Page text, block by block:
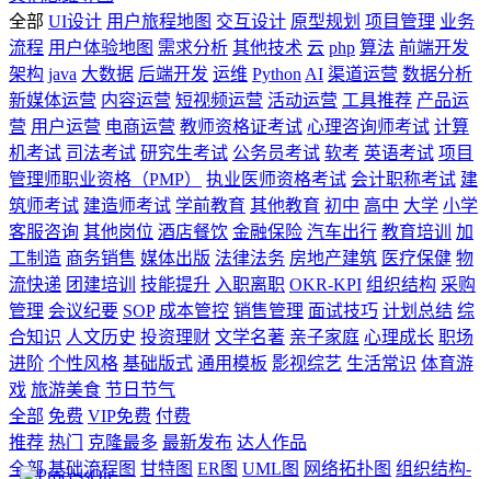
全部 UI设计 用户旅程地图 交互设计 原型规划 项目管理 业务
流程 用户体验地图 需求分析 其他技术 云 php 算法 前端开发
架构 java 大数据 后端开发 运维 Python AI 渠道运营 数据分析
新媒体运营 内容运营 短视频运营 活动运营 工具推荐 产品运
营 用户运营 电商运营 教师资格证考试 心理咨询师考试 计算
机考试 司法考试 研究生考试 公务员考试 软考 英语考试 项目
管理师职业资格（PMP）
执业医师资格考试 会计职称考试 建
筑师考试 建造师考试 学前教育 其他教育 初中 高中 大学 小学
客服咨询 其他岗位 酒店餐饮 金融保险 汽车出行 教育培训
加
工制造 商务销售 媒体出版 法律法务 房地产建筑 医疗保健 物
流快递 团建培训 技能提升 入职离职 OKR-KPI 组织结构 采购
管理 会议纪要 SOP 成本管控 销售管理 面试技巧 计划总结 综
合知识 人文历史 投资理财 文学名著 亲子家庭 心理成长 职场
进阶 个性风格 基础版式 通用模板 影视综艺 生活常识 体育游
戏 旅游美食 节日节气
全部 免费 VIP免费 付费
推荐 热门 克隆最多 最新发布 达人作品
全部 基础流程图 甘特图 ER图 UML图 网络拓扑图 组织结构-